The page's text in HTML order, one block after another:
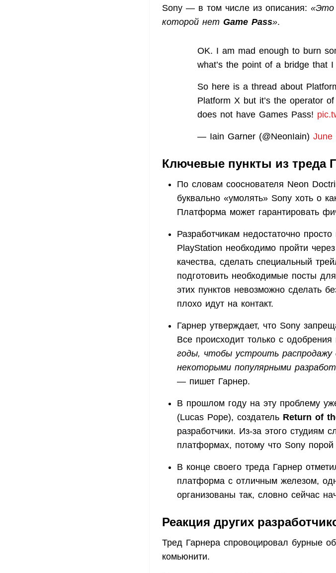
Sony — в том числе из описания: «Это
которой нет Game Pass».
OK. I am mad enough to burn
what’s the point of a bridge that
So here is a thread about
Platform X but it’s the operator
does not have Games Pass!
— Iain Garner (@NeonIain) June
Ключевые пункты из треда
По словам сооснователя Neon
буквально «умолять» Sony хоть о
Платформа может гарантировать
Разработчикам недостаточно
PlayStation необходимо пройти
качества, сделать специальный
подготовить необходимые посты
этих пунктов невозможно сделать
плохо идут на контакт.
Гарнер утверждает, что Sony
Все происходит только с одобрения
годы, чтобы устроить распродажу
некоторыми популярными
— пишет Гарнер.
В прошлом году на эту проблему
(Lucas Pope), создатель Return of
разработчики. Из-за этого студиям
платформах, потому что Sony порой
В конце своего треда Гарнер
платформа с отличным железом,
организованы так, словно сейчас
Реакция других
Тред Гарнера спровоцировал бурные
комьюнити.